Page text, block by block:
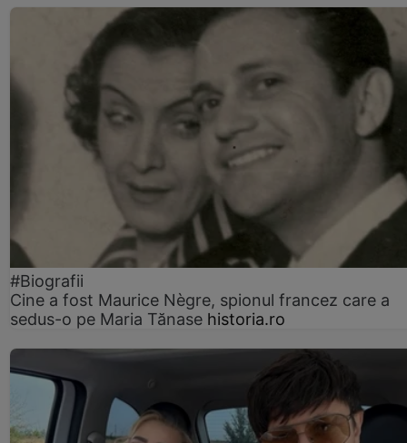
#Biografii
Cine a fost Maurice Nègre, spionul francez care a
sedus-o pe Maria Tănase historia.ro